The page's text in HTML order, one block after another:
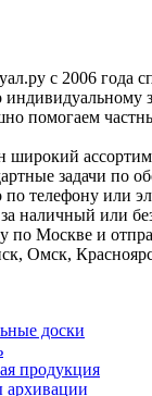
с 2006 года
помогаем
широкий
задачи по
телефону или
наличный или
по Москве и
Омск,
доски
продукция
архивации